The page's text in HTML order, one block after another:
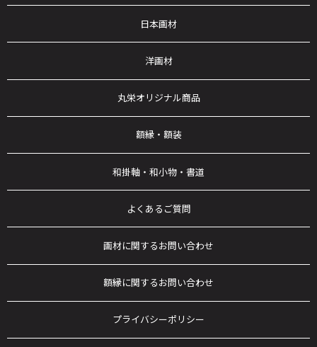
日本画材
洋画材
丸栄オリジナル商品
額縁・額装
和掛軸・和小物・書道
よくあるご質問
画材に関するお問い合わせ
額縁に関するお問い合わせ
プライバシーポリシー